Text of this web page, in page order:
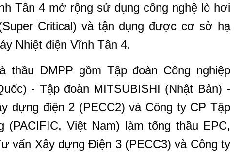
Tân 4 mở rộng sử dụng công nghệ lò hơi
Critical) và tận dụng được cơ sở hạ
Nhiệt điện Vĩnh Tân 4.
thầu DMPP gồm Tập đoàn Công nghiệp
- Tập đoàn MITSUBISHI (Nhật Bản) -
dựng điện 2 (PECC2) và Công ty CP Tập
(PACIFIC, Việt Nam) làm tổng thầu EPC,
vấn Xây dựng Điện 3 (PECC3) và Công ty